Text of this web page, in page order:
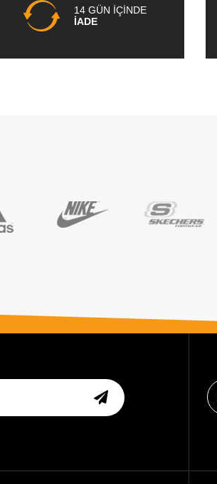
14 GÜN İÇİNDE
İADE